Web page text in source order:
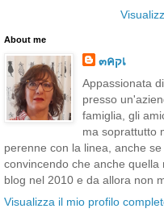
About me
๓คקเ
Appassionata
presso
famiglia, gli
ma soprattutto
perenne con la linea, anche
convincendo che anche
blog nel 2010 e da allora non
Visualizza il mio profilo